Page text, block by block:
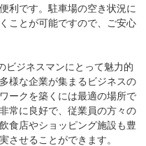
利です。駐車場の空き状況に
ことが可能ですので、ご安心
ビジネスマンにとって魅力的
様な企業が集まるビジネスの
ークを築くには最適の場所で
常に良好で、従業員の方々の
食店やショッピング施設も豊
させることができます。